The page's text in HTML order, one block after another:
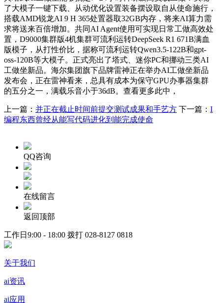
了大模子一键下载、从动优化设置装备摆设取自从使命施行，
搭载AMD锐龙AI 9 H 365处置器取32GB内存，将来AI算力需
求将送来百倍增加。共同AI Agent使用可实现日常工做高效处
置，D9000集群版4机集群可流利运转DeepSeek R1 671B满血
版模子，从打性价比，据称可流利运转Qwen3.5-122B和gpt-
oss-120B等大模子。正式亮出了塔式、迷你PC和挪动三类AI
工做坐新品。海尔集团旗下品牌雷神正在举办AI工做坐新品
发布会，正在雷神看来，总具有成本为保守GPU办事器集群
的五分之一，满载乐音小于36dB。查看更多此中，
上一篇： 并正在截止时间前提交测试成果和手艺方 下一篇： I
编程东西曾经从能写代码进化到能完成使命
QQ咨询
在线留言
返回顶部
工作日9:00 - 18:00 拨打 028-8127 0818
关于我们
ai资讯
ai应用